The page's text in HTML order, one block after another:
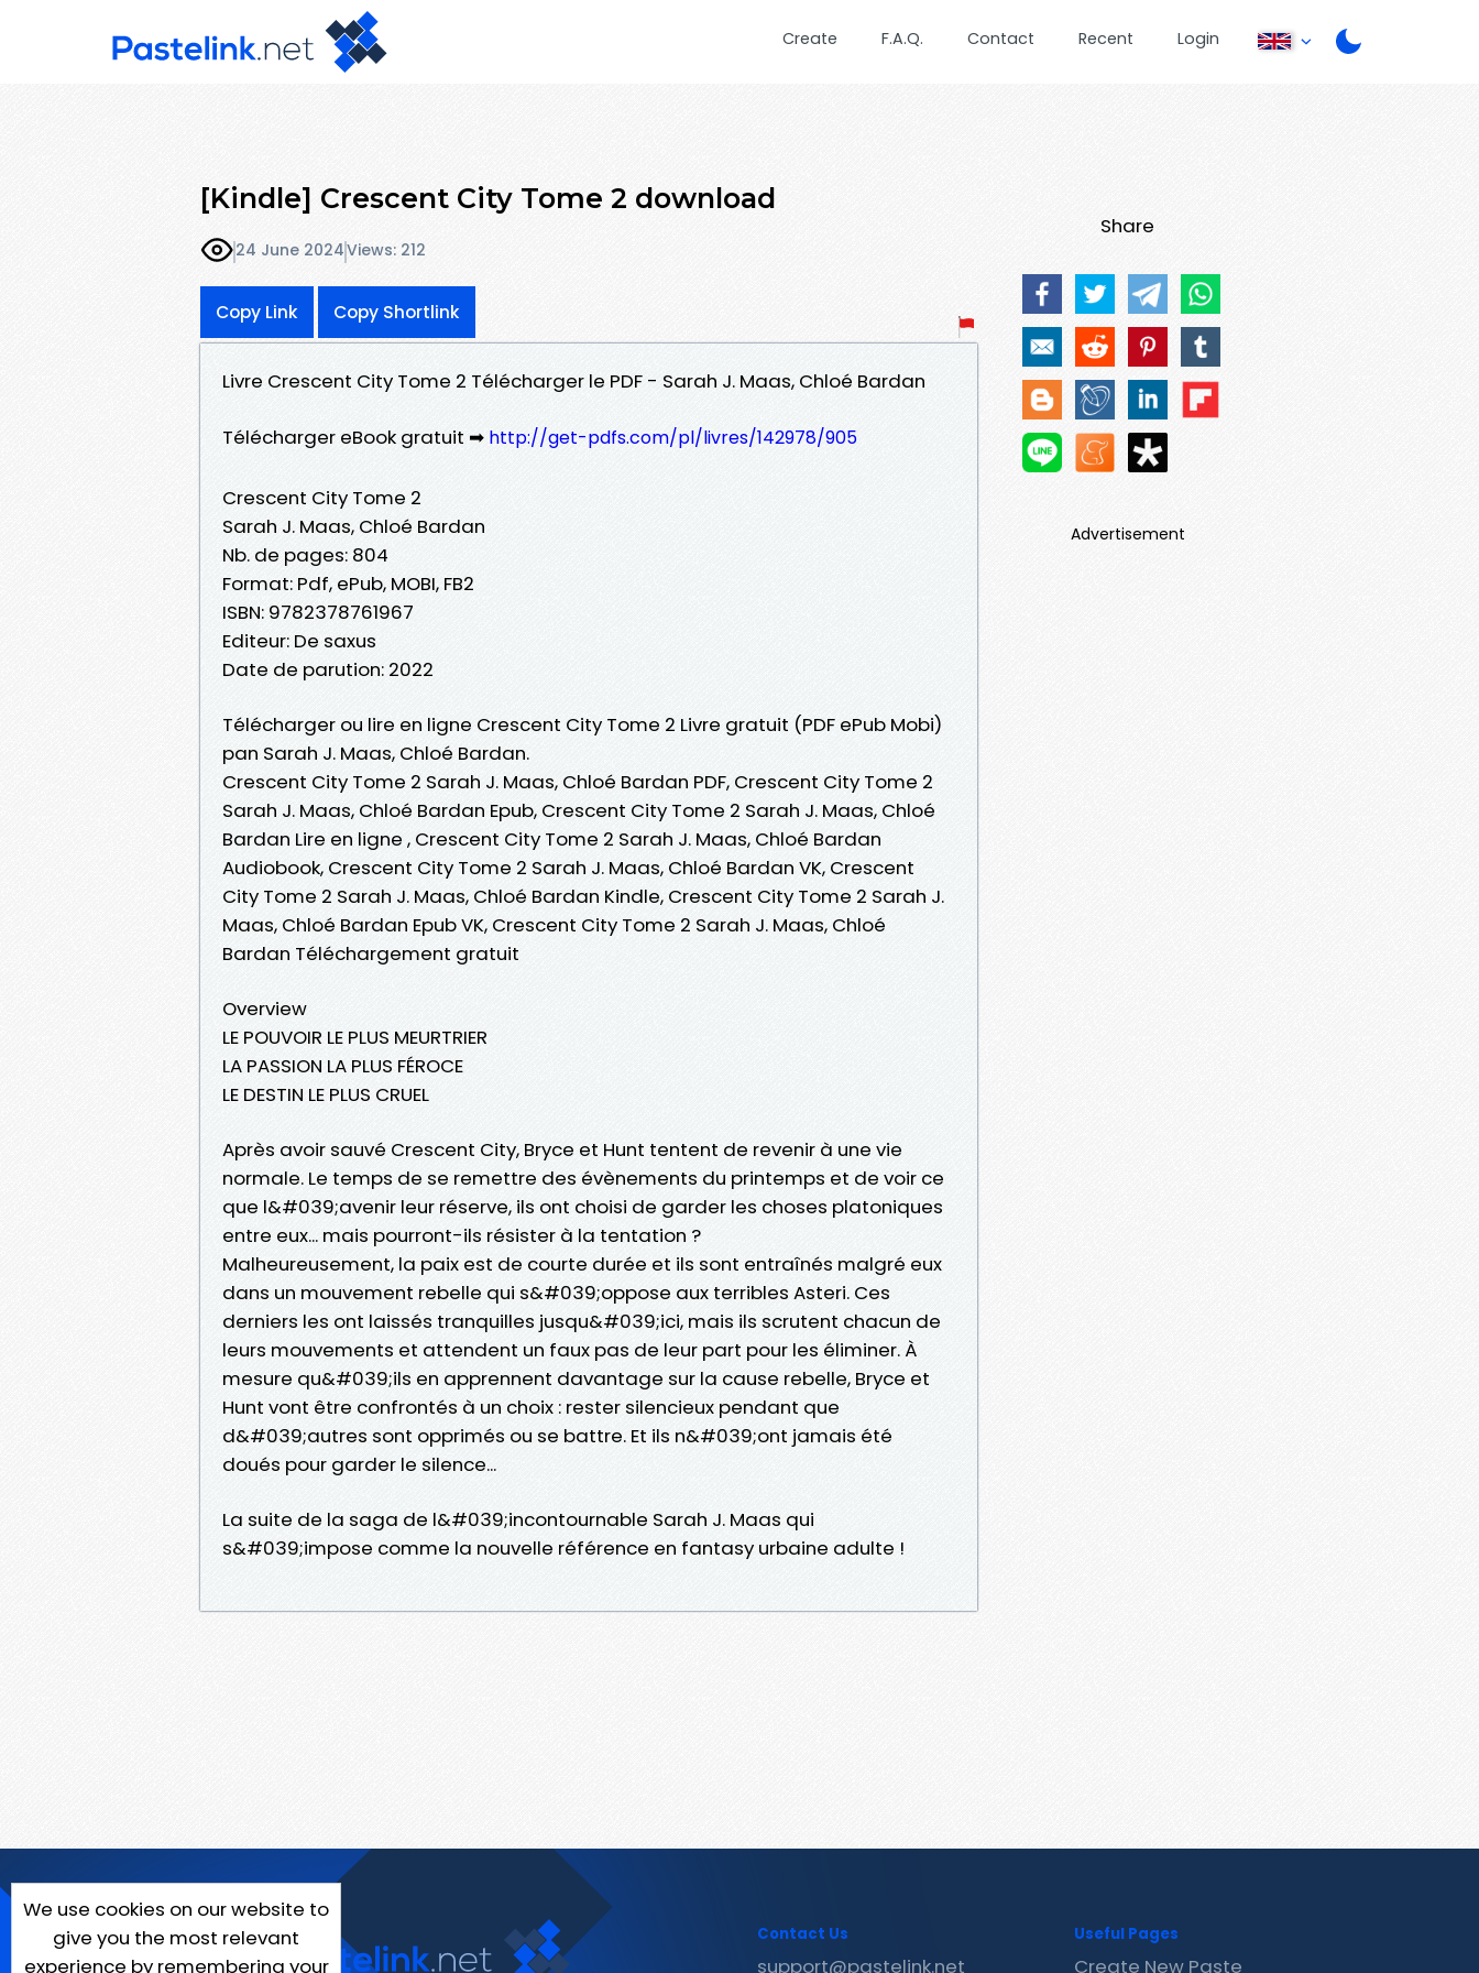
Create F.A.Q. Contact Recent Login
[Kindle] Crescent City Tome 2 download
24 June 2024Views: 212
Copy Link Copy Shortlink
Livre Crescent City Tome 2 Télécharger le PDF - Sarah J. Maas, Chloé Bardan
Télécharger eBook gratuit ➡ http://get-pdfs.com/pl/livres/142978/905
Crescent City Tome 2
Sarah J. Maas, Chloé Bardan
Nb. de pages: 804
Format: Pdf, ePub, MOBI, FB2
ISBN: 9782378761967
Editeur: De saxus
Date de parution: 2022
Télécharger ou lire en ligne Crescent City Tome 2 Livre gratuit (PDF ePub Mobi)
pan Sarah J. Maas, Chloé Bardan.
Crescent City Tome 2 Sarah J. Maas, Chloé Bardan PDF, Crescent City Tome 2
Sarah J. Maas, Chloé Bardan Epub, Crescent City Tome 2 Sarah J. Maas, Chloé
Bardan Lire en ligne , Crescent City Tome 2 Sarah J. Maas, Chloé Bardan
Audiobook, Crescent City Tome 2 Sarah J. Maas, Chloé Bardan VK, Crescent
City Tome 2 Sarah J. Maas, Chloé Bardan Kindle, Crescent City Tome 2 Sarah J.
Maas, Chloé Bardan Epub VK, Crescent City Tome 2 Sarah J. Maas, Chloé
Bardan Téléchargement gratuit
Overview
LE POUVOIR LE PLUS MEURTRIER
LA PASSION LA PLUS FÉROCE
LE DESTIN LE PLUS CRUEL
Après avoir sauvé Crescent City, Bryce et Hunt tentent de revenir à une vie
normale. Le temps de se remettre des évènements du printemps et de voir ce
que l&#039;avenir leur réserve, ils ont choisi de garder les choses platoniques
entre eux... mais pourront-ils résister à la tentation ?
Malheureusement, la paix est de courte durée et ils sont entraînés malgré eux
dans un mouvement rebelle qui s&#039;oppose aux terribles Asteri. Ces
derniers les ont laissés tranquilles jusqu&#039;ici, mais ils scrutent chacun de
leurs mouvements et attendent un faux pas de leur part pour les éliminer. À
mesure qu&#039;ils en apprennent davantage sur la cause rebelle, Bryce et
Hunt vont être confrontés à un choix : rester silencieux pendant que
d&#039;autres sont opprimés ou se battre. Et ils n&#039;ont jamais été
doués pour garder le silence...
La suite de la saga de l&#039;incontournable Sarah J. Maas qui
s&#039;impose comme la nouvelle référence en fantasy urbaine adulte !
Share
Advertisement
We use cookies on our website to
give you the most relevant
experience by remembering your
Contact Us
support@pastelink.net
Useful Pages
Create New Paste